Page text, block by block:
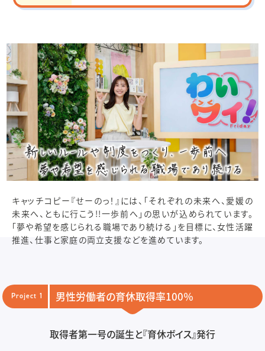
キャッチコピー『せーのっ！』には、「それぞれの未来へ、愛媛の
未来へ、ともに行こう!!一歩前へ」の思いが込められています。
「夢や希望を感じられる職場であり続ける」を目標に、女性活躍
推進、仕事と家庭の両立支援などを進めています。
Project 1 男性労働者の育休取得率100％
取得者第一号の誕生と『育休ボイス』発行